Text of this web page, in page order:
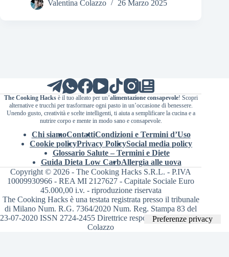
Valentina Colazzo
26 Marzo 2025
The Cooking Hacksè il tuo alleato per un’alimentazione consapevole! Scopri
alternative e trucchi per trasformare ogni pasto in un’occasione di benessere.
Unendo gusto, creatività e scelte intelligenti, ti aiuta a semplificare la cucina e a
nutrire corpo e mente in modo sano e consapevole.
Chi siamoContattiCondizioni e Termini d’Uso
Cookie policyPrivacy PolicySocial media policy
Glossario Salute – Termini e Diete
Guida Dieta Low CarbAllergia alle uova
Copyright © 2026 - The Cooking Hacks S.R.L. - P.IVA
10009930966 - REA MI 2127627 - Capitale Sociale Euro
45.000,00 i.v. - riproduzione riservata
The Cooking Hacks è una testata registrata presso il tribunale
di Milano Num. R.G. 7364/2020 Num. Reg. Stampa 83 del
23-07-2020 ISSN 2724-2455 Direttrice responsabile Valentina
Colazzo